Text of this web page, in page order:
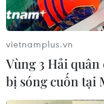
TIN LIÊN
vietnamplus.vn
Vùng 3 Hải
bị sóng cuốn tại